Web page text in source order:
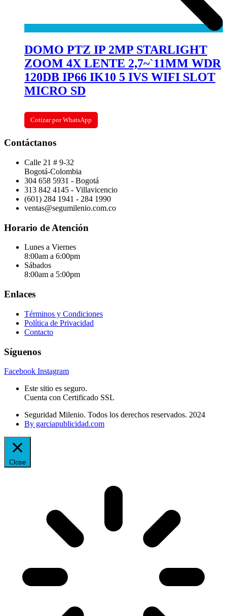
DOMO PTZ IP 2MP STARLIGHT
ZOOM 4X LENTE 2,7~`11MM WDR
120DB IP66 IK10 5 IVS WIFI SLOT
MICRO SD
Cotizar por WhatsApp
Contáctanos
Calle 21 # 9-32
Bogotá-Colombia
304 658 5931 - Bogotá
313 842 4145 - Villavicencio
(601) 284 1941 - 284 1990
ventas@segumilenio.com.co
Horario de Atención
Lunes a Viernes
8:00am a 6:00pm
Sábados
8:00am a 5:00pm
Enlaces
Términos y Condiciones
Política de Privacidad
Contacto
Síguenos
Facebook Instagram
Este sitio es seguro.
Cuenta con Certificado SSL
Seguridad Milenio. Todos los derechos reservados. 2024
By garciapublicidad.com
Close